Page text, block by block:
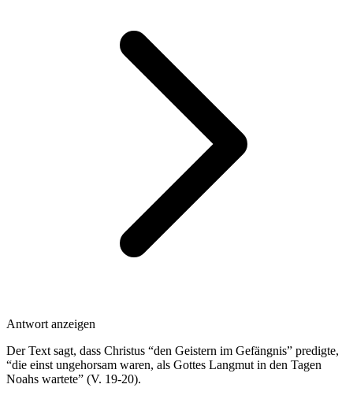
Antwort anzeigen
Der Text sagt, dass Christus “den Geistern im Gefängnis” predigte,
“die einst ungehorsam waren, als Gottes Langmut in den Tagen
Noahs wartete” (V. 19-20).